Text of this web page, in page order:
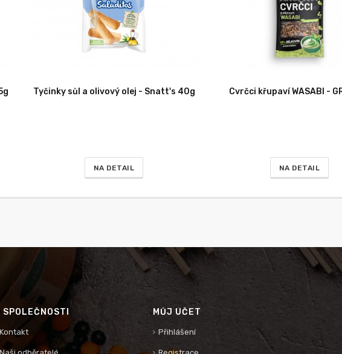
Tyčinky sůl a olivový olej - Snatt's 40g
NA DETAIL
Cvrčci křupaví WASABI -
NA DETAIL
SPOLEČNOSTI
Kontakt
MŮJ ÚČET
Přihlášení